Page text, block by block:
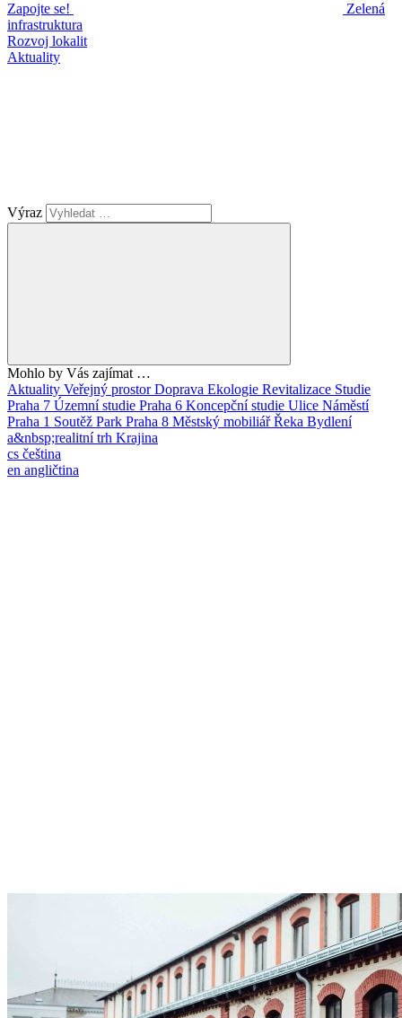
Zapojte se!
Zelená
infrastruktura
Rozvoj lokalit
Aktuality
Výraz
Mohlo by Vás zajímat …
Aktuality Veřejný prostorDoprava Ekologie Revitalizace Studie
Praha 7 Územní studie Praha 6 Koncepční studie Ulice Náměstí
Praha 1 Soutěž Park Praha 8 Městský mobiliářŘeka Bydlení
a&nbsp;realitní trh Krajina
cs čeština
en angličtina